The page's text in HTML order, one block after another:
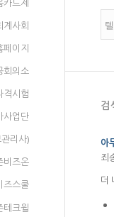
검
아
죄
더